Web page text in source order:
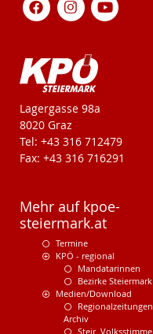
KPÖ-Steiermark
Lagergasse 98a
8020 Graz
Tel: +43 316 712479
Fax: +43 316 716291
Mehr auf kpoe-
steiermark.at
Termine
KPÖ - regional
Mandatarinnen
Bezirke Steiermark
Medien/Download
Regionalzeitungen
Archiv
Steir. Volksstimme